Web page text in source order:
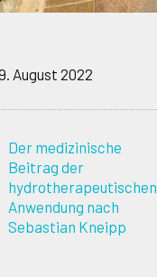
August 2022
Der medizinische
Beitrag der
hydrotherapeutischen
Anwendung nach
Sebastian Kneipp